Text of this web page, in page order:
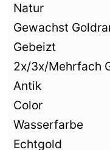
Natur
Gewachst
Gebeizt
2x/3x/Mehrfach
Antik
Color
Wasserfarbe
Echtgold